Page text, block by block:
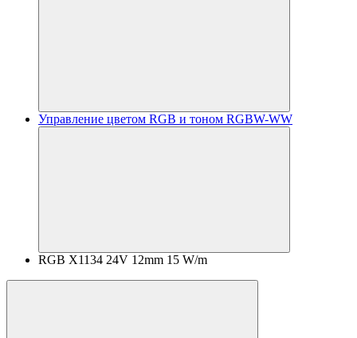
Управление цветом RGB и тоном RGBW-WW
RGB X1134 24V 12mm 15 W/m